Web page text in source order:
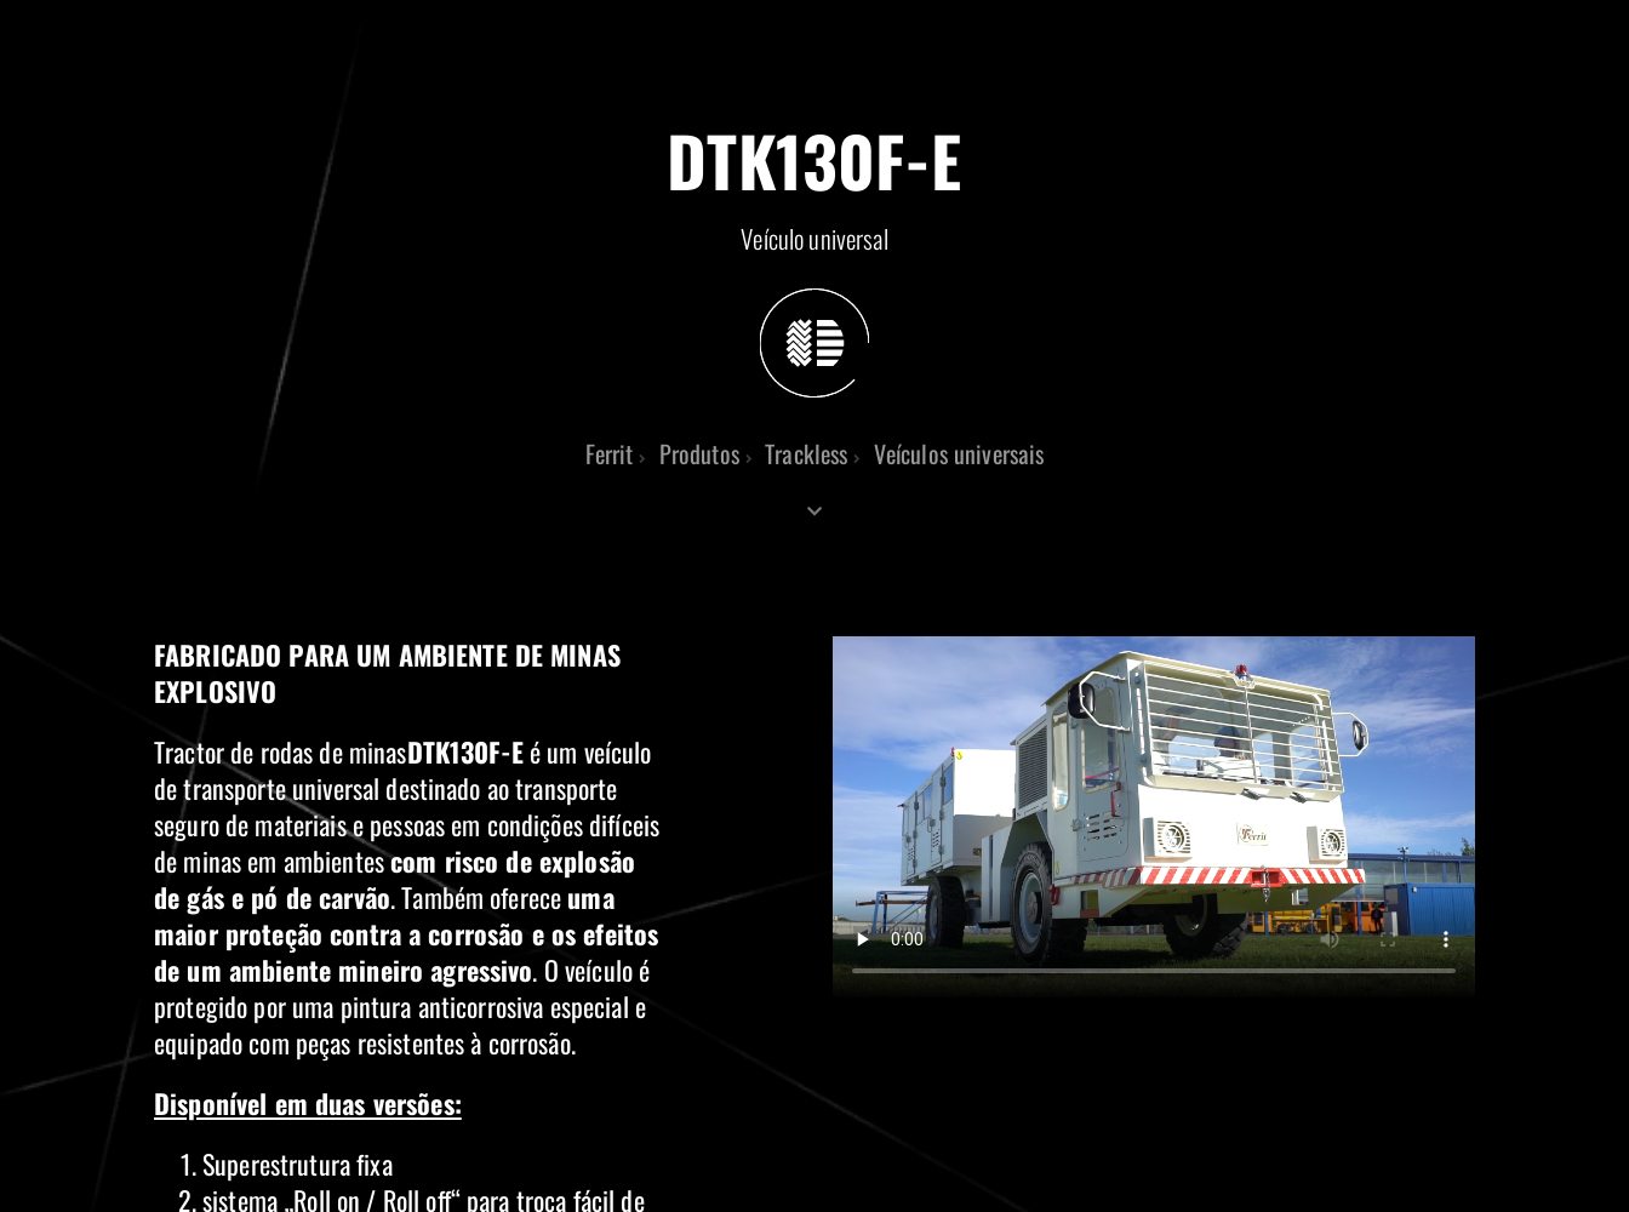
DTK130F-E
Veículo universal
Ferrit Produtos Trackless Veículos universais
FABRICADO PARA UM AMBIENTE DE MINAS
EXPLOSIVO
Tractor de rodas de minasDTK130F-Eé um veículo
de transporte universal destinado ao transporte
seguro de materiais e pessoas em condições difíceis
de minas em ambientescom risco de explosão
de gás e pó de carvão. Também ofereceuma
maior proteção contra a corrosão e os efeitos
de um ambiente mineiro agressivo. O veículo é
protegido por uma pintura anticorrosiva especial e
equipado com peças resistentes à corrosão.
Disponível em duas versões:
Superestrutura fixa
sistema „Roll on / Roll off“ para troca fácil de